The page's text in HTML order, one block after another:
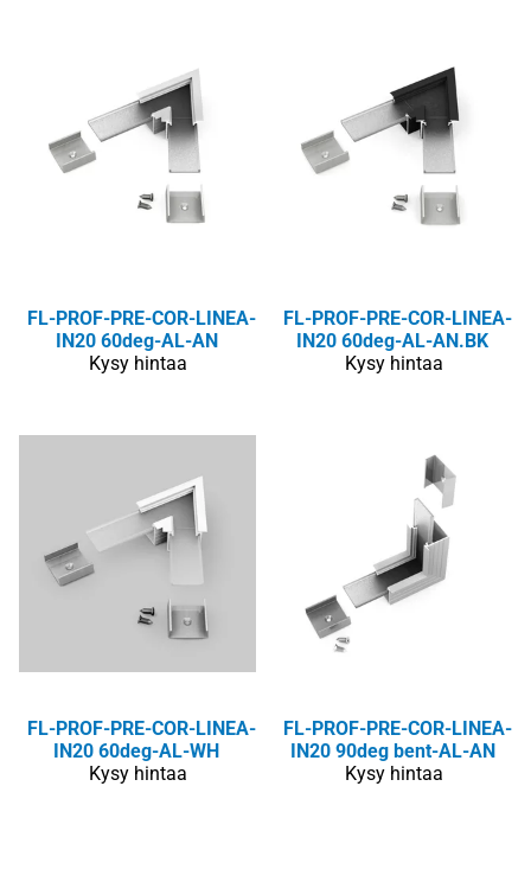
FL-PROF-PRE-COR-LINEA-
IN20 60deg-AL-AN
Kysy hintaa
FL-PROF-PRE-COR-LINEA-
IN20 60deg-AL-AN.BK
Kysy hintaa
FL-PROF-PRE-COR-LINEA-
IN20 60deg-AL-WH
Kysy hintaa
FL-PROF-PRE-COR-LINEA-
IN20 90deg bent-AL-AN
Kysy hintaa